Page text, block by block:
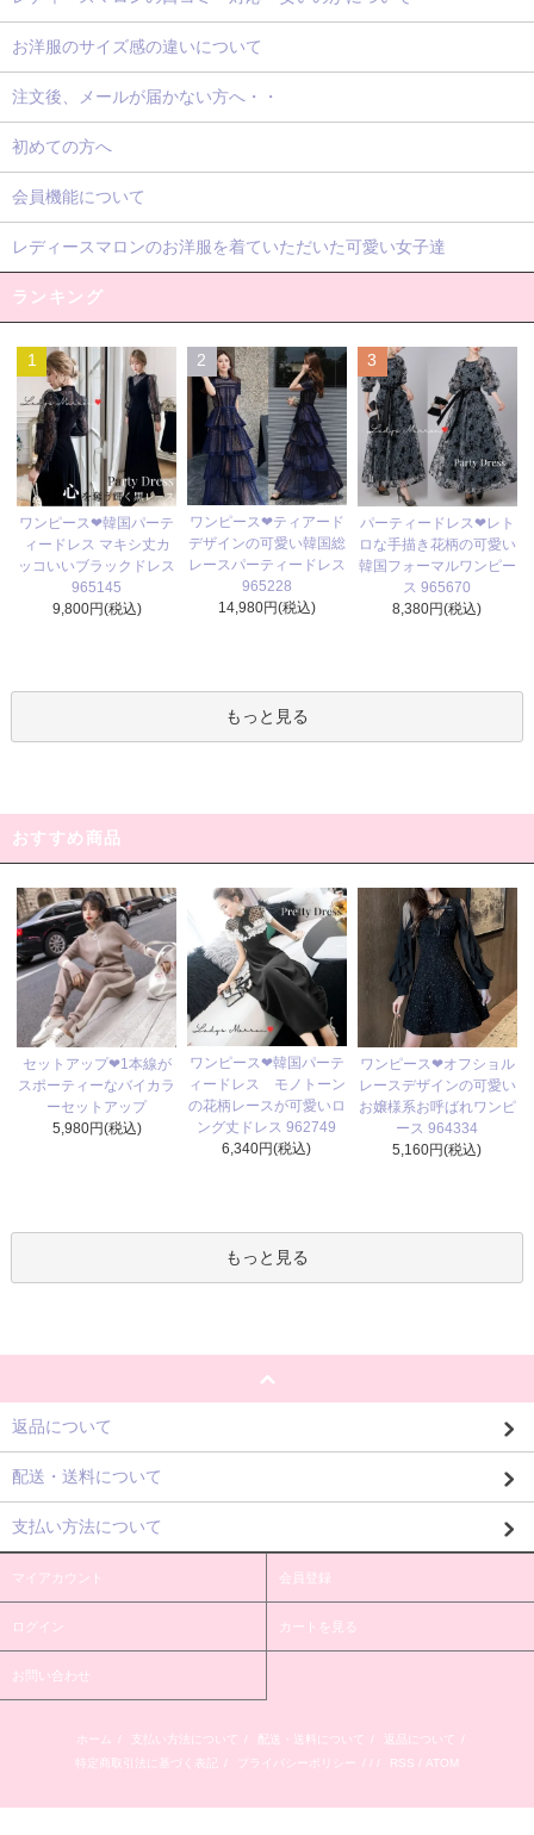
お洋服のサイズ感の違いについて
注文後、メールが届かない方へ・・
初めての方へ
会員機能について
レディースマロンのお洋服を着ていただいた可愛い女子達
ランキング
1
ワンピース❤韓国パーテ
ィードレス マキシ丈カ
ッコいいブラックドレス
965145
9,800円(税込)
2
ワンピース❤ティアード
デザインの可愛い韓国総
レースパーティードレス
965228
14,980円(税込)
3
パーティードレス❤レト
ロな手描き花柄の可愛い
韓国フォーマルワンピー
ス 965670
8,380円(税込)
もっと見る
おすすめ商品
セットアップ❤1本線が
スポーティーなバイカラ
ーセットアップ
5,980円(税込)
ワンピース❤韓国パーテ
ィードレス モノトーン
の花柄レースが可愛いロ
ング丈ドレス 962749
6,340円(税込)
ワンピース❤オフショル
レースデザインの可愛い
お嬢様系お呼ばれワンピ
ース 964334
5,160円(税込)
もっと見る
返品について
配送・送料について
支払い方法について
マイアカウント 会員登録
ログイン カートを見る
お問い合わせ
ホーム / 支払い方法について / 配送・送料について / 返品について
/
特定商取引法に基づく表記
/ プライバシーポリシー / / / RSS / ATOM